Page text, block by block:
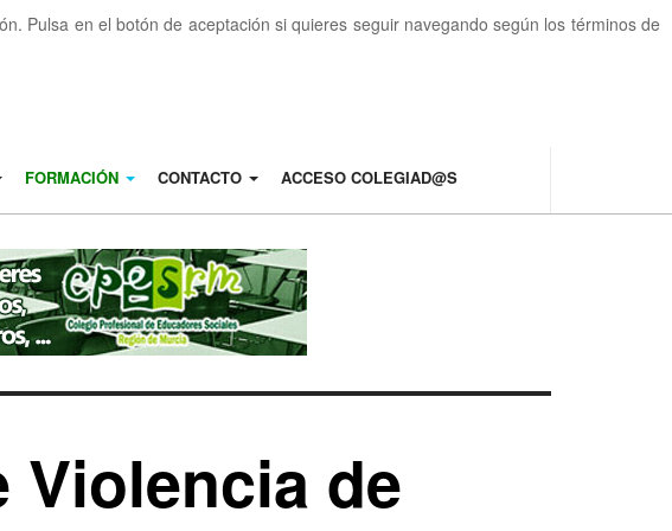
Pulsa en el botón de aceptación si quieres seguir navegando según los términos de
FORMACIÓN CONTACTO ACCESO COLEGIAD@S
Violencia de